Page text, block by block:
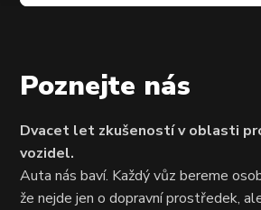
Poznejte nás
Dvacet let zkušeností v oblasti
vozidel.
Auta nás baví. Každý vůz bereme
že nejde jen o dopravní prostředek,